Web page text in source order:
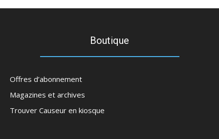
Boutique
Offres d’abonnement
Magazines et archives
Trouver Causeur en kiosque